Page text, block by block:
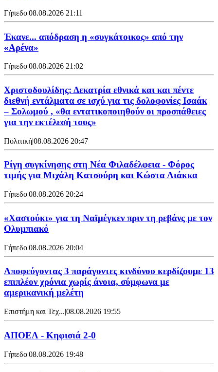
Γήπεδο|08.08.2026 21:11
Έκανε... απόδραση η «συγκάτοικος» από την
«Αρένα»
Γήπεδο|08.08.2026 21:02
Χριστοδουλίδης: Δεκατρία εθνικά και και πέντε
διεθνή εντάλματα σε ισχύ για τις δολοφονίες Ισαάκ
– Σολωμού , «θα εντατικοποιηθούν οι προσπάθειες
για την εκτέλεσή τους»
Πολιτική|08.08.2026 20:47
Ρίγη συγκίνησης στη Νέα Φιλαδέλφεια - Φόρος
τιμής για Μιχάλη Κατσούρη και Κώστα Λιάκκα
Γήπεδο|08.08.2026 20:24
«Χαστούκι» για τη Ναϊμέγκεν πριν τη ρεβάνς με τον
Ολυμπιακό
Γήπεδο|08.08.2026 20:04
Αποφεύγοντας 3 παράγοντες κινδύνου κερδίζουμε 13
επιπλέον χρόνια χωρίς άνοια, σύμφωνα με
αμερικανική μελέτη
Επιστήμη και Τεχ...|08.08.2026 19:55
ΑΠΟΕΛ - Κηφισιά 2-0
Γήπεδο|08.08.2026 19:48